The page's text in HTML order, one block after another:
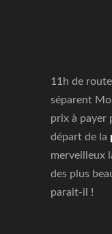
11h de
séparent
prix à payer
départ de la
merveilleux
des plus
parait-il !